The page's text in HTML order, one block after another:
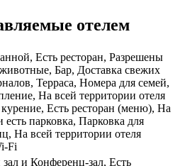
отелем
Есть ресторан, Разрешены
Бар, Доставка свежих
Терраса, Номера для семей,
На всей территории отеля
Есть ресторан (меню), На
есть парковка, Парковка для
На всей территории отеля
Fi
и Конференц-зал, Есть